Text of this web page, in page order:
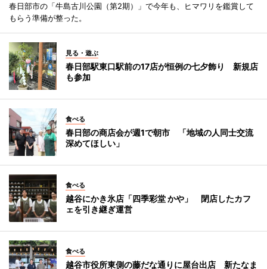
春日部市の「牛島古川公園（第2期）」で今年も、ヒマワリを鑑賞して
もらう準備が整った。
見る・遊ぶ
春日部駅東口駅前の17店が恒例の七夕飾り 新規店
も参加
食べる
春日部の商店会が週1で朝市 「地域の人同士交流
深めてほしい」
食べる
越谷にかき氷店「四季彩堂 かや」 閉店したカフ
ェを引き継ぎ運営
食べる
越谷市役所東側の藤だな通りに屋台出店 新たなま